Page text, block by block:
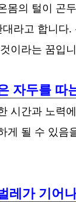
몸의 털이 곤
라고 합니다.
이라는 꿈입
자두를 따
시간과 노력
게 될 수 있음
레가 기어